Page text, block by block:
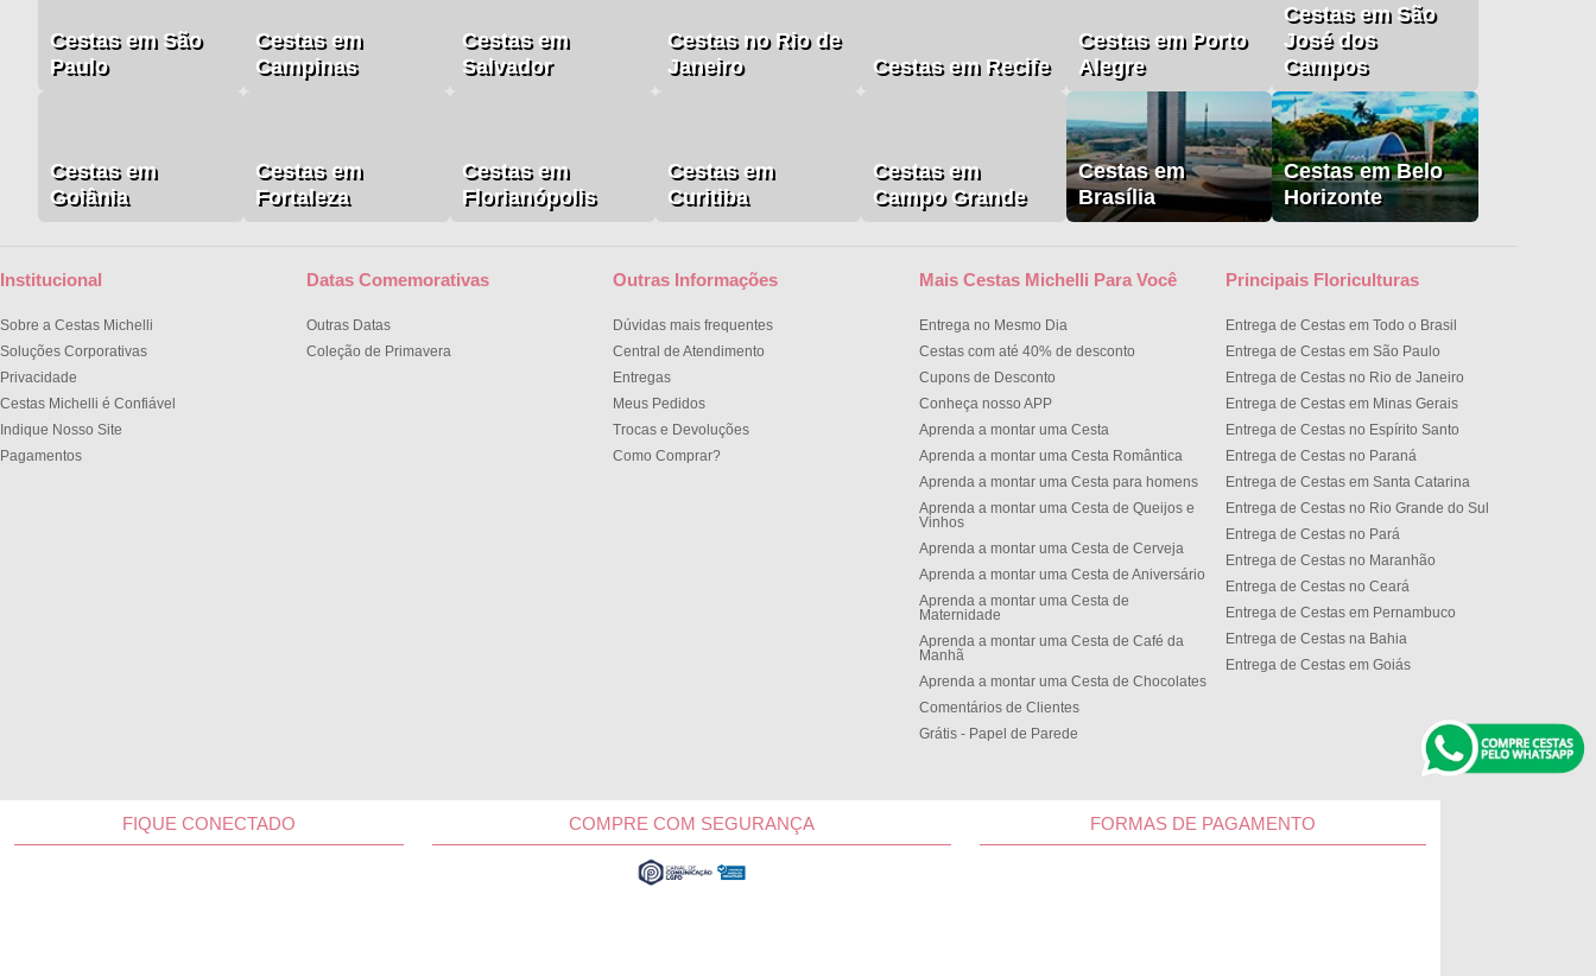
Cestas em São
Paulo
Cestas em
Campinas
Cestas em
Salvador
Cestas no Rio de
Janeiro
Cestas em Recife
Cestas em Porto
Alegre
Cestas em São
José dos
Campos
Cestas em
Goiânia
Cestas em
Fortaleza
Cestas em
Florianópolis
Cestas em
Curitiba
Cestas em
Campo Grande
Cestas em
Brasília
Cestas em Belo
Horizonte
Institucional
Sobre a Cestas Michelli
Soluções Corporativas
Privacidade
Cestas Michelli é Confiável
Indique Nosso Site
Pagamentos
Datas Comemorativas
Outras Datas
Coleção de Primavera
Outras Informações
Dúvidas mais frequentes
Central de Atendimento
Entregas
Meus Pedidos
Trocas e Devoluções
Como Comprar?
Mais Cestas Michelli Para Você
Entrega no Mesmo Dia
Cestas com até 40% de desconto
Cupons de Desconto
Conheça nosso APP
Aprenda a montar uma Cesta
Aprenda a montar uma Cesta Romântica
Aprenda a montar uma Cesta para homens
Aprenda a montar uma Cesta de Queijos e
Vinhos
Aprenda a montar uma Cesta de Cerveja
Aprenda a montar uma Cesta de Aniversário
Aprenda a montar uma Cesta de
Maternidade
Aprenda a montar uma Cesta de Café da
Manh
Aprenda a montar uma Cesta de Chocolates
Comentários de Clientes
Grátis - Papel de Parede
Principais Floriculturas
Entrega de Cestas em Todo o Brasil
Entrega de Cestas em São Paulo
Entrega de Cestas no Rio de Janeiro
Entrega de Cestas em Minas Gerais
Entrega de Cestas no Espírito Santo
Entrega de Cestas no Paran
Entrega de Cestas em Santa Catarina
Entrega de Cestas no Rio Grande do Sul
Entrega de Cestas no Par
Entrega de Cestas no Maranhão
Entrega de Cestas no Cear
Entrega de Cestas em Pernambuco
Entrega de Cestas na Bahia
Entrega de Cestas em Goiás
FIQUE CONECTADO COMPRE COM SEGURANÇA FORMAS DE PAGAMENTO